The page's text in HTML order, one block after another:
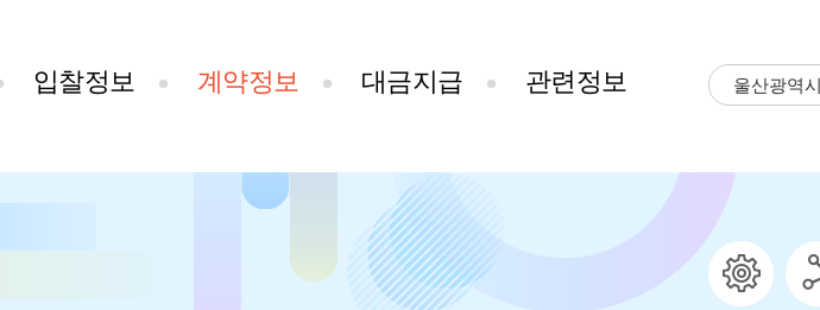
입찰정보 계약정보 대금지급 관련정보 울산광역